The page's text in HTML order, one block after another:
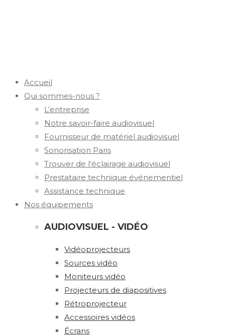
Accueil
Qui sommes-nous ?
L’entreprise
Notre savoir-faire audiovisuel
Fournisseur de matériel audiovisuel
Sonorisation Paris
Trouver de l’éclairage audiovisuel
Prestataire technique événementiel
Assistance technique
Nos équipements
AUDIOVISUEL - VIDÉO
Vidéoprojecteurs
Sources vidéo
Moniteurs vidéo
Projecteurs de diapositives
Rétroprojecteur
Accessoires vidéos
Écrans